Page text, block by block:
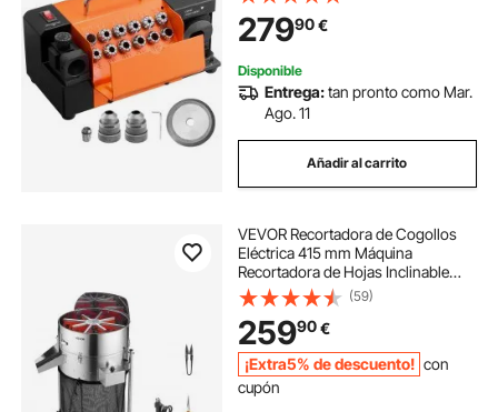
Pinzas y Rueda de CBN para
Talleres y Garajes, 290 x 140 x 160
mm
27990€
Disponible
Entrega:tan pronto como Mar.
Ago. 11
Añadir al carrito
VEVOR Recortadora de Cogollos
Eléctrica 415 mm Máquina
Recortadora de Hojas Inclinable
con Cuchilla de Acero Inoxidable y
Bolsa Recolectora para Cultivo
Hidropónico, para Brotes, Hierbas
Aromáticas
(59)
25990€
¡Extra5% de descuento! con
cupón